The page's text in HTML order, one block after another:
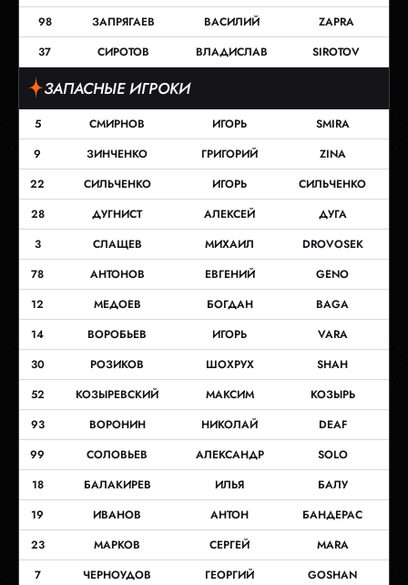
98
ЗАПРЯГАЕВ ВАСИЛИЙ
ZAPRA
37
СИРОТОВ ВЛАДИСЛАВ SIROTOV
ЗАПАСНЫЕ ИГРОКИ
5 СМИРНОВ ИГОРЬ
SMIRA
9
ЗИНЧЕНКО ГРИГОРИЙ
ZINA
22
СИЛЬЧЕНКО ИГОРЬ
СИЛЬЧЕНКО
28
ДУГНИСТ АЛЕКСЕЙ
ДУГА
3
СЛАЩЕВ МИХАИЛ
DROVOSEK
78
АНТОНОВ ЕВГЕНИЙ
GENO
12
МЕДОЕВ БОГДАН
BAGA
14
ВОРОБЬЕВ ИГОРЬ
VARA
30
РОЗИКОВ ШОХРУХ
SHAH
52
КОЗЫРЕВСКИЙ МАКСИМ
КОЗЫРЬ
93
ВОРОНИН НИКОЛАЙ
DEAF
99
СОЛОВЬЕВ АЛЕКСАНДР
SOLO
18
БАЛАКИРЕВ ИЛЬЯ
БАЛУ
19
ИВАНОВ АНТОН
БАНДЕРАС
23
МАРКОВ СЕРГЕЙ
MARA
7
ЧЕРНОУДОВ ГЕОРГИЙ
GOSHAN